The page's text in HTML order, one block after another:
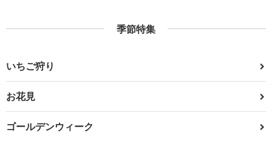
季節特集
いちご狩り
お花見
ゴールデンウィーク